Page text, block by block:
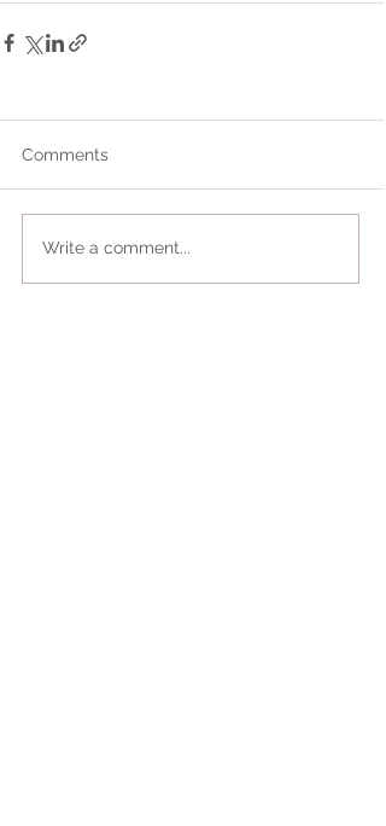
Comments
Write a comment...